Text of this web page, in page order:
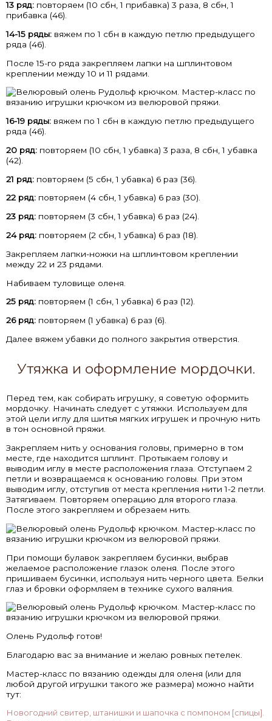
13 ряд: повторяем (10 сбн, 1 прибавка) 3 раза, 8 сбн, 1
прибавка (46).
14-15 ряды: вяжем по 1 сбн в каждую петлю предыдущего
ряда (46).
После 15-го ряда закрепляем лапки на шплинтовом
креплении между 10 и 11 рядами.
16-19 ряды: вяжем по 1 сбн в каждую петлю предыдущего
ряда (46).
20 ряд: повторяем (10 сбн, 1 убавка) 3 раза, 8 сбн, 1 убавка
(42).
21 ряд: повторяем (5 сбн, 1 убавка) 6 раз (36).
22 ряд: повторяем (4 сбн, 1 убавка) 6 раз (30).
23 ряд: повторяем (3 сбн, 1 убавка) 6 раз (24).
24 ряд: повторяем (2 сбн, 1 убавка) 6 раз (18).
Закрепляем лапки-ножки на шплинтовом креплении
между 22 и 23 рядами.
Набиваем туловище оленя.
25 ряд: повторяем (1 сбн, 1 убавка) 6 раз (12).
26 ряд: повторяем (1 убавка) 6 раз (6).
Далее вяжем убавки до полного закрытия отверстия.
Утяжка и оформление мордочки.
Перед тем, как собирать игрушку, я советую оформить
мордочку. Начинать следует с утяжки. Используем для
этой цели иглу для шитья мягких игрушек и прочную нить
в тон основной пряжи.
Закрепляем нить у основания головы, примерно в том
месте, где находится шплинт. Протыкаем голову и
выводим иглу в месте расположения глаза. Отступаем 2
петли и возвращаемся к основанию головы. При этом
выводим иглу, отступив от места крепления нити 1-2 петли.
Затягиваем. Повторяем операцию для второго глаза.
После этого закрепляем и обрезаем нить.
При помощи булавок закрепляем бусинки, выбрав
желаемое расположение глазок оленя. После этого
пришиваем бусинки, используя нить черного цвета. Белки
глаз и бровки оформляем в технике сухого валяния.
Олень Рудольф готов!
Благодарю вас за внимание и желаю ровных петелек.
Мастер-класс по вязанию одежды для оленя (или для
любой другой игрушки такого же размера) можно найти
тут:
Новогодний свитер, штанишки и шапочка с помпоном [спицы].